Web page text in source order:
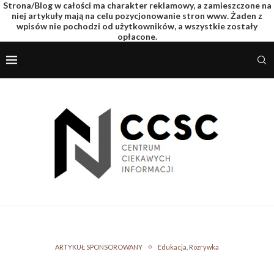
Strona/Blog w całości ma charakter reklamowy, a zamieszczone na
niej artykuły mają na celu pozycjonowanie stron www. Żaden z
wpisów nie pochodzi od użytkowników, a wszystkie zostały
opłacone.
ARTYKUŁ SPONSOROWANY Edukacja, Rozrywka